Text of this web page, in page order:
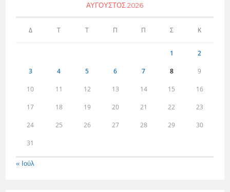
ΑΎΓΟΥΣΤΟΣ 2026
Δ Τ Τ Π Π Σ Κ
1 2
3 4 5 6 7 8 9
10 11 12 13 14 15 16
17 18 19 20 21 22 23
24 25 26 27 28 29 30
31
« Ιούλ